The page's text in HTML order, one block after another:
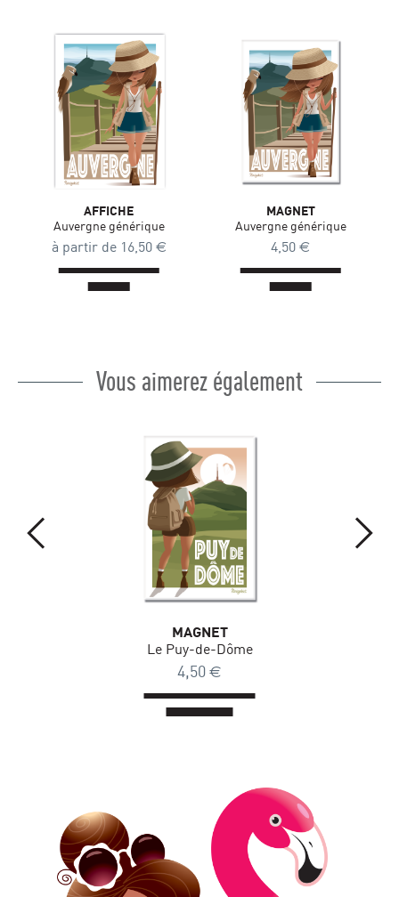
AFFICHE
Auvergne générique
à partir de 16,50 €
MAGNET
Auvergne générique
4,50 €
Vous aimerez également
MAGNET
Le Puy-de-Dôme
4,50 €